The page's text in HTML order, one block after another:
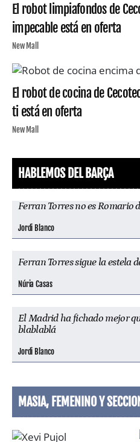
El robot limpiafondos de
impecable está en oferta
New Mall
El robot de cocina de
ti está en oferta
New Mall
HABLEMOS DEL BARÇA
Ferran Torres no es Romario
Jordi Blanco
Ferran Torres sigue la estela
Núria Casas
El Madrid ha fichado mejor
blablablá
Jordi Blanco
MASIA, FEMENINO Y